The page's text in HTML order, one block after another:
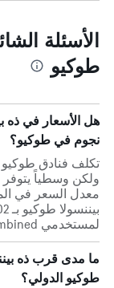
الأسئلة
طوكيو
نجوم في طوكيو؟
معدل السعر في
لمستخدمي HotelsCombined الذين يخططون لزيارة طوكيو.
ما مدى قرب ذه
طوكيو الدولي؟